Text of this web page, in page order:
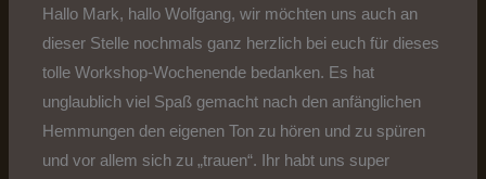
Hallo Mark, hallo Wolfgang, wir möchten uns auch an
dieser Stelle nochmals ganz herzlich bei euch für dieses
tolle Workshop-Wochenende bedanken. Es hat
unglaublich viel Spaß gemacht nach den anfänglichen
Hemmungen den eigenen Ton zu hören und zu spüren
und vor allem sich zu „trauen“. Ihr habt uns super